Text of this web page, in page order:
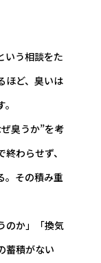
いう相談をた
ほど、臭いは
臭うか”を考
わらせず、
。その積み重
のか」「換気
蓄積がない